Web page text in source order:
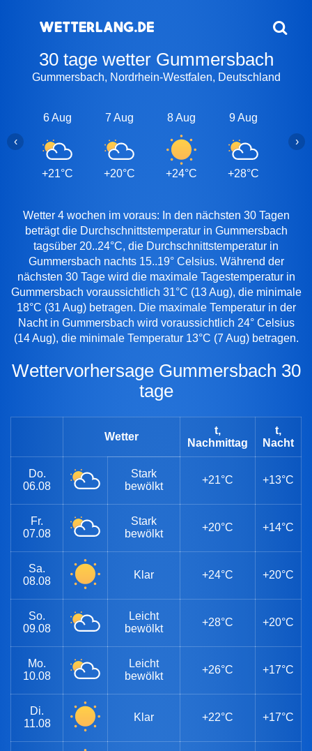
30 tage wetter Gummersbach
Gummersbach, Nordrhein-Westfalen, Deutschland
6 Aug
+21°C
7 Aug
+20°C
8 Aug
+24°C
9 Aug
+28°C
‹ ›
Wetter 4 wochen im voraus: In den nächsten 30 Tagen
beträgt die Durchschnittstemperatur in Gummersbach
tagsüber 20..24°C, die Durchschnittstemperatur in
Gummersbach nachts 15..19° Celsius. Während der
nächsten 30 Tage wird die maximale Tagestemperatur in
Gummersbach voraussichtlich 31°C (13 Aug), die minimale
18°C (31 Aug) betragen. Die maximale Temperatur in der
Nacht in Gummersbach wird voraussichtlich 24° Celsius
(14 Aug), die minimale Temperatur 13°C (7 Aug) betragen.
Wettervorhersage Gummersbach 30
tage
Wetter
t,
Nachmittag
t,
Nacht
Do.
06.08
Stark
bewölkt
+21°C +13°C
Fr.
07.08
Stark
bewölkt
+20°C +14°C
Sa.
08.08
Klar +24°C +20°C
So.
09.08
Leicht
bewölkt
+28°C +20°C
Mo.
10.08
Leicht
bewölkt
+26°C +17°C
Di.
11.08
Klar +22°C +17°C